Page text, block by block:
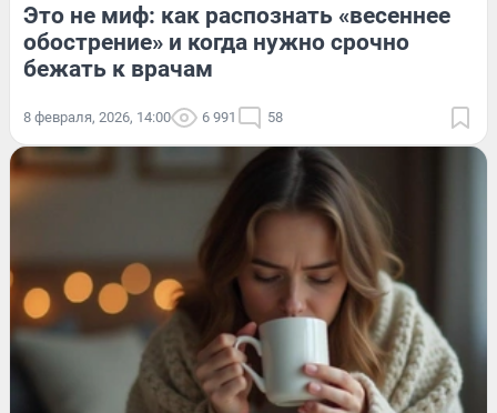
Это не миф: как распознать «весеннее
обострение» и когда нужно срочно
бежать к врачам
8 февраля, 2026, 14:00 6 991 58